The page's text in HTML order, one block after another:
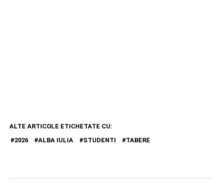
ALTE ARTICOLE ETICHETATE CU:
2026
ALBA IULIA STUDENTI TABERE